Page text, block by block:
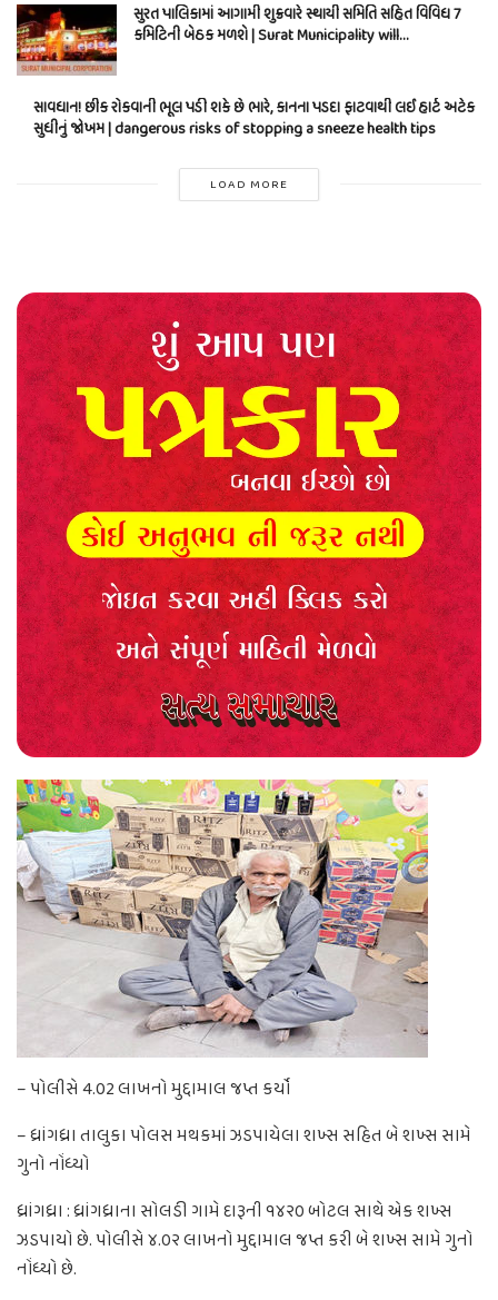
સુરત પાલિકામાં આગામી શુક્રવારે સ્થાયી સમિતિ સહિત વિવિધ 7
કમિટિની બેઠક મળશે | Surat Municipality will…
સાવધાન! છીંક રોકવાની ભૂલ પડી શકે છે ભારે, કાનના પડદા ફાટવાથી લઈ હાર્ટ અટેક
સુધીનું જોખમ | dangerous risks of stopping a sneeze health tips
LOAD MORE
– પોલીસે 4.02 લાખનો મુદ્દામાલ જપ્ત કર્યો
– ધ્રાંગધ્રા તાલુકા પોલસ મથકમાં ઝડપાયેલા શખ્સ સહિત બે શખ્સ સામે
ગુનો નોંધ્યો
ધ્રાંગધ્રા : ધ્રાંગધ્રાના સોલડી ગામે દારૂની ૧૪૨૦ બોટલ સાથે એક શખ્સ
ઝડપાયો છે. પોલીસે ૪.૦૨ લાખનો મુદ્દામાલ જપ્ત કરી બે શખ્સ સામે ગુનો
નોંધ્યો છે.